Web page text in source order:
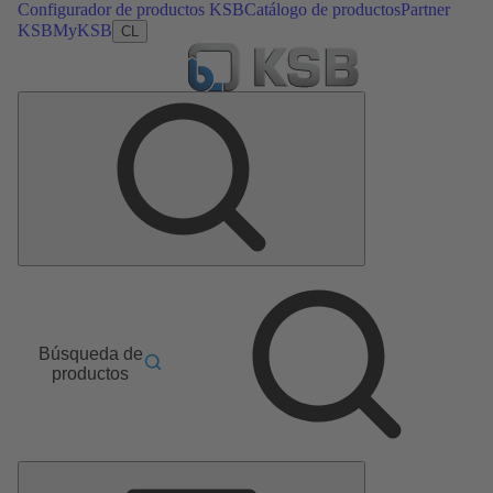
Configurador de productos KSBCatálogo de productosPartner
KSBMyKSB CL
Búsqueda de
productos